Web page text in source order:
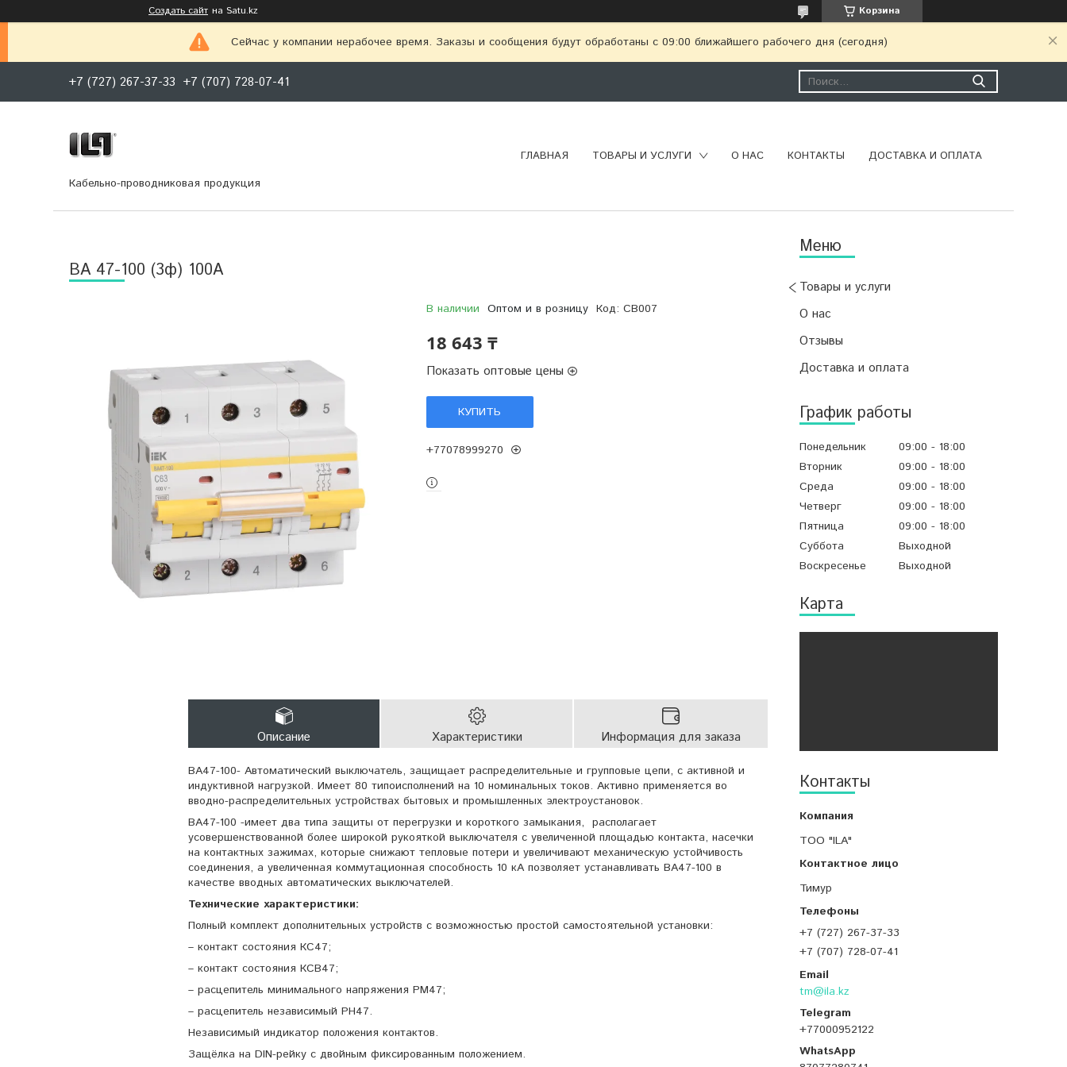
Создать сайт на Satu.kz Корзина
Сейчас у компании нерабочее время. Заказы и сообщения будут обработаны с 09:00 ближайшего рабочего дня (сегодня)
+7 (727) 267-37-33 +7 (707) 728-07-41
Кабельно-проводниковая продукция
ГЛАВНАЯ ТОВАРЫ И УСЛУГИ О НАС КОНТАКТЫ ДОСТАВКА И ОПЛАТА
Товары и услуги
О нас
Отзывы
Доставка и оплата
График работы
Понедельник 09:00
18:00
Вторник
09:00
18:00
Среда
09:00
18:00
Четверг
09:00
18:00
Пятница
09:00
18:00
Суббота
Выходной
Воскресенье
Выходной
Карта
Контакты
ТОО "ILA"
Тимур
+7 (727) 267-37-33
+7 (707) 728-07-41
tm@ila.kz
+77000952122
BА 47-100 (3ф) 100А
В наличии Оптом и в розницу Код: CB007
18 643 ₸
Показать оптовые цены
КУПИТЬ
+77078999270
Описание Характеристики Информация для заказа
ВА47-100- Автоматический выключатель, защищает распределительные и групповые цепи, с активной и
индуктивной нагрузкой. Имеет 80 типоисполнений на 10 номинальных токов. Активно применяется во
вводно-распределительных устройствах бытовых и промышленных электроустановок.
ВА47-100 -имеет два типа защиты от перегрузки и короткого замыкания, располагает
усовершенствованной более широкой рукояткой выключателя с увеличенной площадью контакта, насечки
на контактных зажимах, которые снижают тепловые потери и увеличивают механическую устойчивость
соединения, а увеличенная коммутационная способность 10 кА позволяет устанавливать ВА47-100 в
качестве вводных автоматических выключателей.
Технические характеристики:
Полный комплект дополнительных устройств с возможностью простой самостоятельной установки:
– контакт состояния КС47;
– контакт состояния КСВ47;
– расцепитель минимального напряжения РМ47;
– расцепитель независимый РН47.
Независимый индикатор положения контактов.
Защёлка на DIN-рейку с двойным фиксированным положением.